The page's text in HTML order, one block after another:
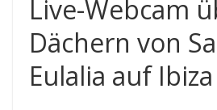
Live-Webcam
Dächern von
Eulalia auf Ibiza